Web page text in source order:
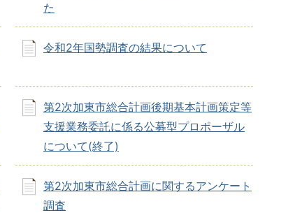
た
令和2年国勢調査の結果について
第2次加東市総合計画後期基本計画策定等
支援業務委託に係る公募型プロポーザル
について(終了)
第2次加東市総合計画に関するアンケート
調査